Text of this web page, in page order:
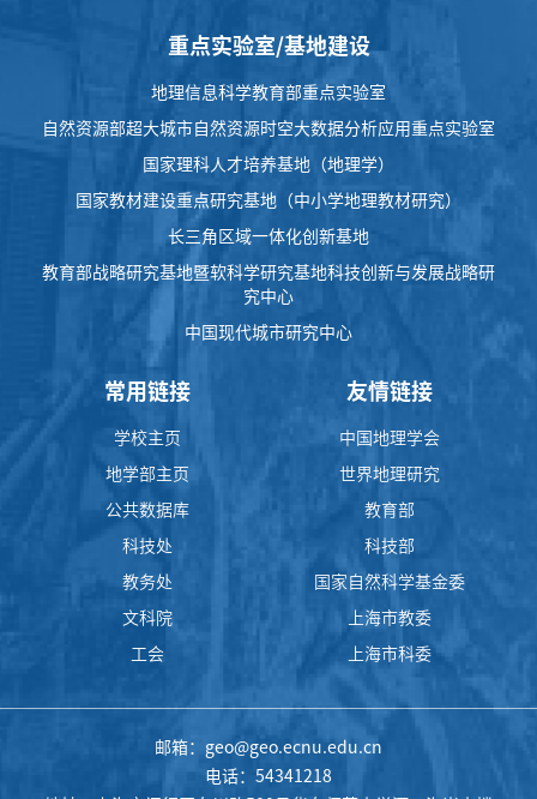
重点实验室/基地建设
地理信息科学教育部重点实验室
自然资源部超大城市自然资源时空大数据分析应用重点实验室
国家理科人才培养基地（地理学）
国家教材建设重点研究基地（中小学地理教材研究）
长三角区域一体化创新基地
教育部战略研究基地暨软科学研究基地科技创新与发展战略研
究中心
中国现代城市研究中心
常用链接
学校主页
地学部主页
公共数据库
科技处
教务处
文科院
工会
友情链接
中国地理学会
世界地理研究
教育部
科技部
国家自然科学基金委
上海市教委
上海市科委
邮箱：geo@geo.ecnu.edu.cn
电话：54341218